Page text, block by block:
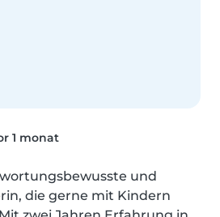
1 monat
und
die gerne mit Kindern